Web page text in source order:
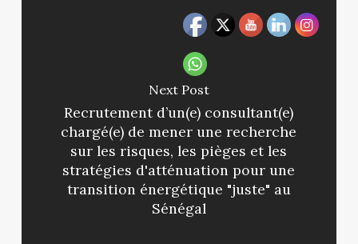
Next Post
Recrutement d’un(e) consultant(e)
chargé(e) de mener une recherche
sur les risques, les pièges et les
stratégies d'atténuation pour une
transition énergétique "juste" au
Sénégal